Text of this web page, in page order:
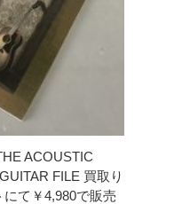
ACOUSTIC
FILE 買取り
て￥4,980で販売